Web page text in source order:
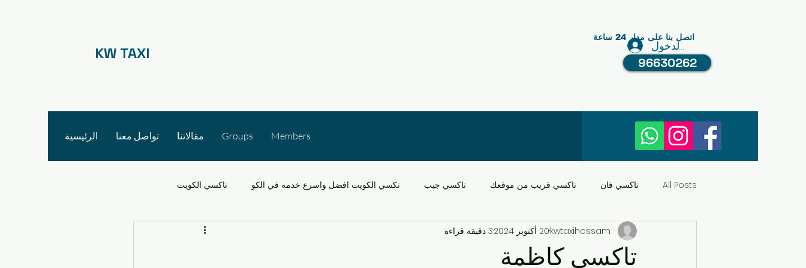
KW TAXI
اتصل بنا على مدار 24 ساعة
96630262
تسجيل الدخول
الرئيسية تواصل معنا مقالاتنا Groups Members
All Posts تاكسي فان تاكسي قريب من موقعك تاكسي جيب تكسي الكويت افضل واسرع خدمه في الكو تاكسي الكويت
النقل في الكويت عبد الله مبارك خدمات النقل في الكويت
تاكسي كاظمة
kwtaxihossam20 أكتوبر 2024 3 دقيقة قراءة